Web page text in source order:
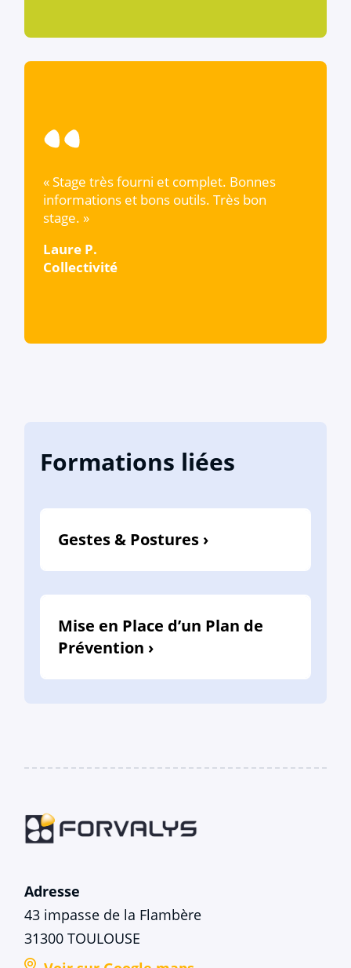
« Stage très fourni et complet. Bonnes
informations et bons outils. Très bon
stage. »
Laure P.
Collectivité
Formations liées
Gestes & Postures ›
Mise en Place d’un Plan de
Prévention ›
Adresse
43 impasse de la Flambère
31300 TOULOUSE